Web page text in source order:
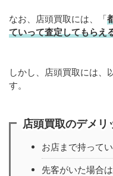
なお、店頭買取には、「
ていって査定してもらえ
しかし、店頭買取には、
す。
店頭買取のデメリ
お店まで持って
先客がいた場合